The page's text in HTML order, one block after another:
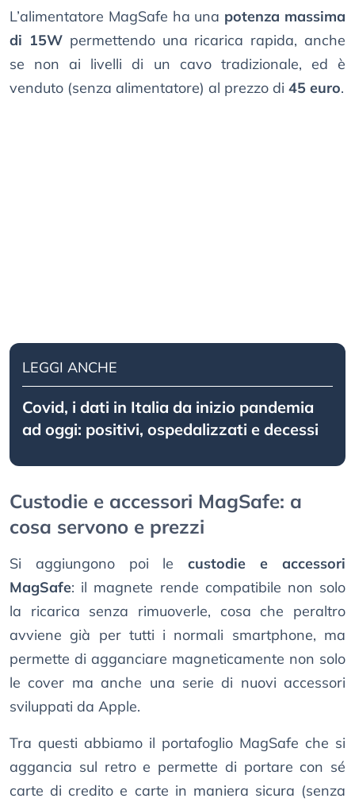
L’alimentatore MagSafe ha una potenza massima
di 15Wpermettendo una ricarica rapida, anche
se non ai livelli di un cavo tradizionale, ed è
venduto (senza alimentatore) al prezzo di 45 euro.
LEGGI ANCHE
Covid, i dati in Italia da inizio pandemia
ad oggi: positivi, ospedalizzati e decessi
Custodie e accessori MagSafe: a
cosa servono e prezzi
Si aggiungono poi lecustodie e accessori
MagSafe: il magnete rende compatibile non solo
la ricarica senza rimuoverle, cosa che peraltro
avviene già per tutti i normali smartphone, ma
permette di agganciare magneticamente non solo
le cover ma anche una serie di nuovi accessori
sviluppati da Apple.
Tra questi abbiamo il portafoglio MagSafe che si
aggancia sul retro e permette di portare con sé
carte di credito e carte in maniera sicura (senza